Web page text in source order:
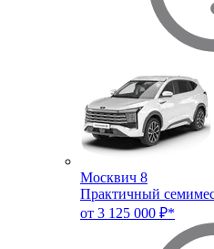
Москвич 8
Практичный
от 3 125 000 ₽*